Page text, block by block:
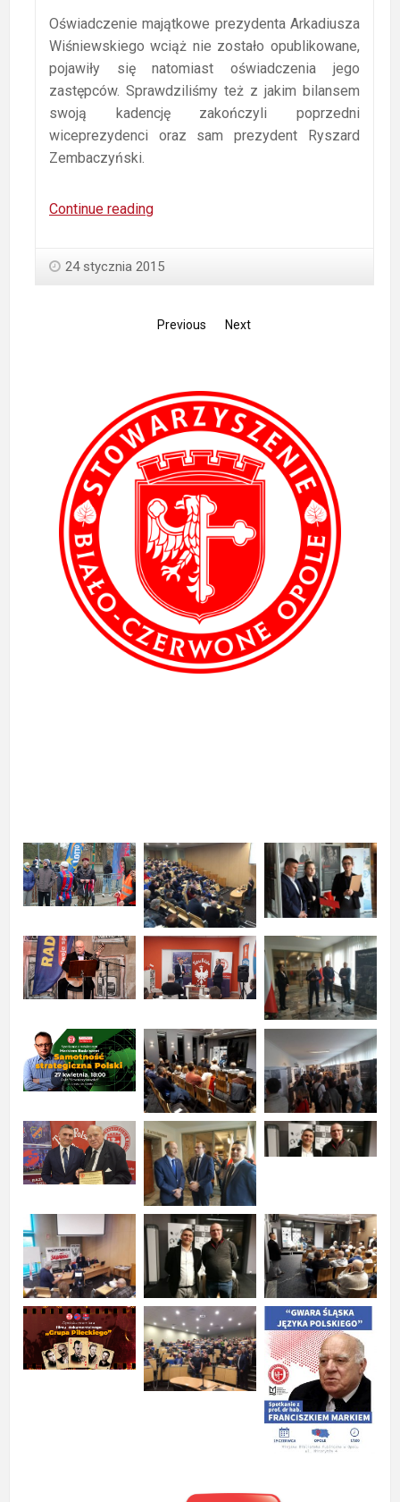
sejmiku
(29-
Oświadczenie majątkowe prezydenta Arkadiusza
Wiśniewskiego wciąż nie zostało opublikowane,
pojawiły się natomiast oświadczenia jego
zastępców. Sprawdziliśmy też z jakim bilansem
swoją kadencję zakończyli poprzedni
wiceprezydenci oraz sam prezydent Ryszard
Zembaczyński.
Continue readingMajątki
(24-
2015)
24 stycznia 2015
Previous Next